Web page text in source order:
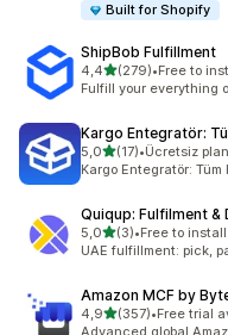
Built for Shopify
ShipBob Fulfillment
4,4de 5 estrelas
(279)
279 total de avaliações
•Free to
Fulfill your everything
Kargo Entegratör:
5,0de 5 estrelas
(17)
17 total de avaliações
•Ücretsiz
Kargo Entegratör: Tüm
Quiqup: Fulfilment &
5,0de 5 estrelas
(3)
3 total de avaliações
•Free to install
UAE fulfillment: pick,
Amazon MCF by
4,9de 5 estrelas
(357)
357 total de avaliações
•Free trial
Advanced global